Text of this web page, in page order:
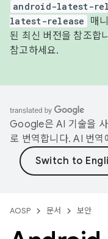
android-latest-
latest-release
매
된 최신 버전을 참조합
참고하세요.
Google은 AI 기술을
로 번역합니다. AI 번역
AOSP 문서 보안